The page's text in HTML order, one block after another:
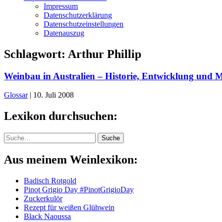
Impressum
Datenschutzerklärung
Datenschutzeinstellungen
Datenauszug
Schlagwort: Arthur Phillip
Weinbau in Australien – Historie, Entwicklung und
Glossar | 10. Juli 2008
Lexikon durchsuchen:
Suche Suche
Aus meinem Weinlexikon:
Badisch Rotgold
Pinot Grigio Day #PinotGrigioDay
Zuckerkulör
Rezept für weißen Glühwein
Black Naoussa